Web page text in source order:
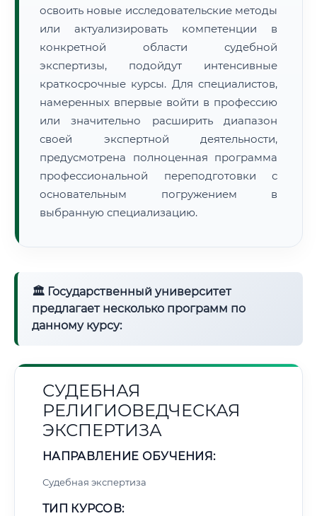
освоить новые исследовательские методы
или актуализировать компетенции в
конкретной области судебной
экспертизы, подойдут интенсивные
краткосрочные курсы. Для специалистов,
намеренных впервые войти в профессию
или значительно расширить диапазон
своей экспертной деятельности,
предусмотрена полноценная программа
профессиональной переподготовки с
основательным погружением в
выбранную специализацию.
🏛 Государственный университет
предлагает несколько программ по
данному курсу:
СУДЕБНАЯ
РЕЛИГИОВЕДЧЕСКАЯ
ЭКСПЕРТИЗА
НАПРАВЛЕНИЕ ОБУЧЕНИЯ:
Судебная экспертиза
ТИП КУРСОВ: